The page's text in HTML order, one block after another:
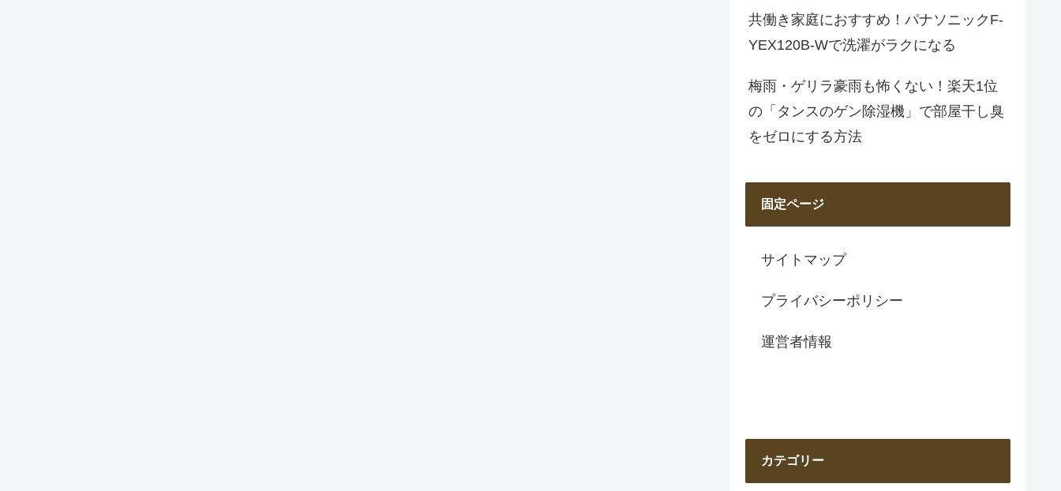
共働き家庭におすすめ！パナソニックF-
YEX120B-Wで洗濯がラクになる
梅雨・ゲリラ豪雨も怖くない！楽天1位
の「タンスのゲン除湿機」で部屋干し臭
をゼロにする方法
固定ページ
サイトマップ
プライバシーポリシー
運営者情報
カテゴリー